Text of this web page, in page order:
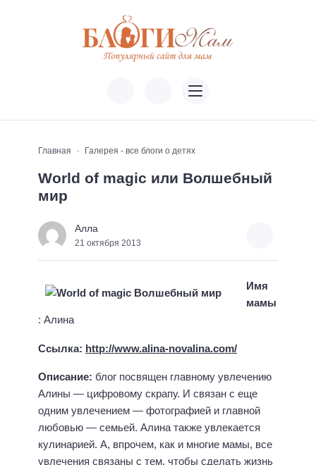
Главная Галерея - все блоги о детях
World of magic или Волшебный
мир
Алла
21 октября 2013
Имя
мамы
: Алина
Ссылка: http://www.alina-novalina.com/
Описание: блог посвящен главному увлечению
Алины — цифровому скрапу. И связан с еще
одним увлечением — фотографией и главной
любовью — семьей. Алина также увлекается
кулинарией. А, впрочем, как и многие мамы, все
увлечения связаны с тем, чтобы сделать жизнь